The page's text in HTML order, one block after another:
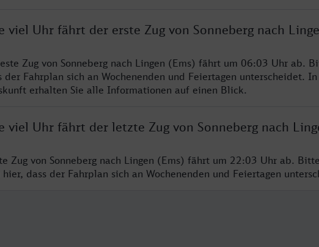
viel Uhr fährt der erste Zug von Sonneberg nach
Zug von Sonneberg nach Lingen (Ems) fährt um 06:03 Uhr ab.
der Fahrplan sich an Wochenenden und Feiertagen unterscheidet.
erhalten Sie alle Informationen auf einen Blick.
viel Uhr fährt der letzte Zug von Sonneberg nach
Zug von Sonneberg nach Lingen (Ems) fährt um 22:03 Uhr ab.
hier, dass der Fahrplan sich an Wochenenden und Feiertagen